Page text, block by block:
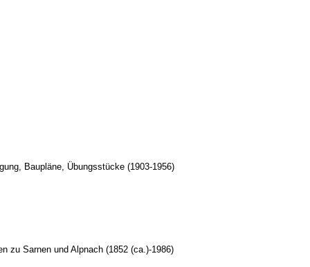
Baupläne, Übungsstücke (1903-1956)
zu Sarnen und Alpnach (1852 (ca.)-1986)